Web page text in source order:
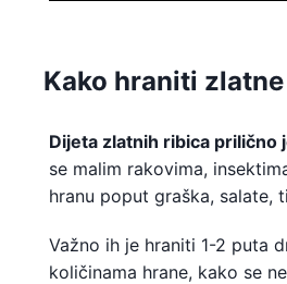
Kako hraniti
Dijeta zlatnih ribica prilično
se malim rakovima,
hranu poput graška, salate,
Važno ih je hraniti 1-2 puta
količinama hrane, kako se